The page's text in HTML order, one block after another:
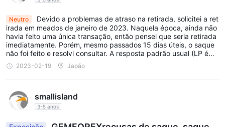
GEMFOREXoferece uma alavancagem máxima de negociação
de até 1:500. isso significa que os traders podem ampliar suas
posições de negociação em até 500 vezes o valor de seu
investimento inicial. maior alavancagem fornece o potencial
para maiores lucros com uma menor exigência de capital inicial.
também aumenta o risco de perdas potenciais. os comerciantes
devem ter cautela e empregar estratégias eficazes de
ro do ano passado, foi informado que a transferência seria proce
por " GEMFOREX retirada" ou " GEMFOREX retirada" no twitter. v
ocê verá muitas pessoas que não retiraram dentro de 5 dias útei
s após solicitar uma retirada. algumas pessoas não retiraram por
20 dias úteis ou mais, muito menos 5 dias úteis. o ponto importa
nte é que não apenas os usuários que fizeram transações fraudu
lentas ficam esperando, mas também há usuários em geral que
são apanhados no dano colateral. você deseja negociar fx com
Neutro
Devido a problemas de atraso na retirada, solicitei a ret
irada em meados de janeiro de 2023. Naquela época, ainda não
havia feito uma única transação, então pensei que seria retirada
imediatamente. Porém, mesmo passados 15 dias úteis, o saque
não foi feito e resolvi consultar. A resposta padrão usual (LP é
~). Depois de mais alguns dias, o dinheiro foi finalmente retirado.
Mesmo uma conta como a minha antes da negociação fica conf
a de 2024, eu consideraria usá-lo novamente, mas não é recome
ndável depositar uma grande quantia por causa do bônus.
2023-02-19 Japão
smallisland
3-5 anos